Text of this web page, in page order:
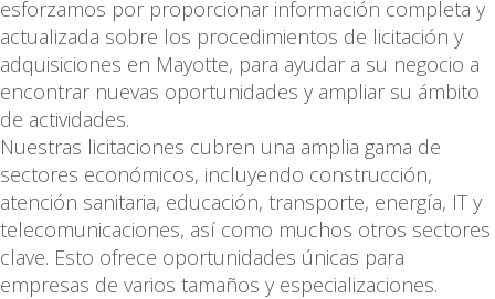
esforzamos por proporcionar información completa y
actualizada sobre los procedimientos de licitación y
adquisiciones en Mayotte, para ayudar a su negocio a
encontrar nuevas oportunidades y ampliar su ámbito
de actividades.
Nuestras licitaciones cubren una amplia gama de
sectores económicos, incluyendo construcción,
atención sanitaria, educación, transporte, energía, IT y
telecomunicaciones, así como muchos otros sectores
clave. Esto ofrece oportunidades únicas para
empresas de varios tamaños y especializaciones.